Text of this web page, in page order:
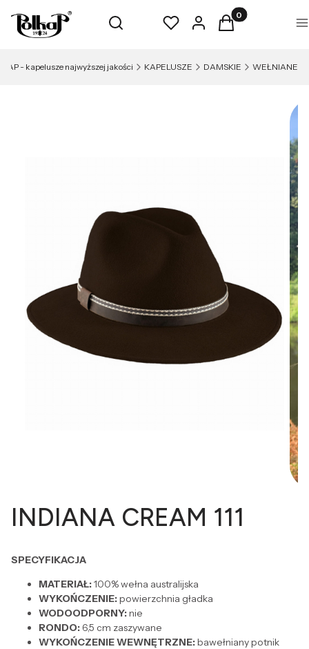
Otwórz wyszukiwarkę
Szukaj UlubioneZaloguj sięProdukty w
Koszyk
- kapelusze najwyższej jakości KAPELUSZE DAMSKIE WEŁNIANE
INDIANA CREAM 111
SPECYFIKACJA
MATERIAŁ:100% wełna australijska
WYKOŃCZENIE:powierzchnia gładka
WODOODPORNY:nie
RONDO:6,5 cm zaszywane
WYKOŃCZENIE WEWNĘTRZNE:bawełniany potnik